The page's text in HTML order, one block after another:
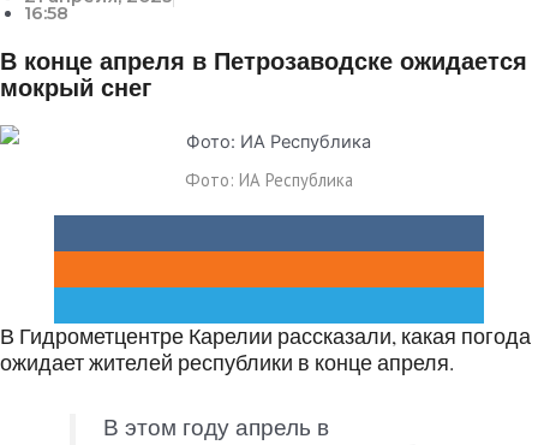
16:58
В конце апреля в Петрозаводске ожидается
мокрый снег
Фото: ИА Республика
В Гидрометцентре Карелии рассказали, какая погода
ожидает жителей республики в конце апреля.
В этом году апрель в